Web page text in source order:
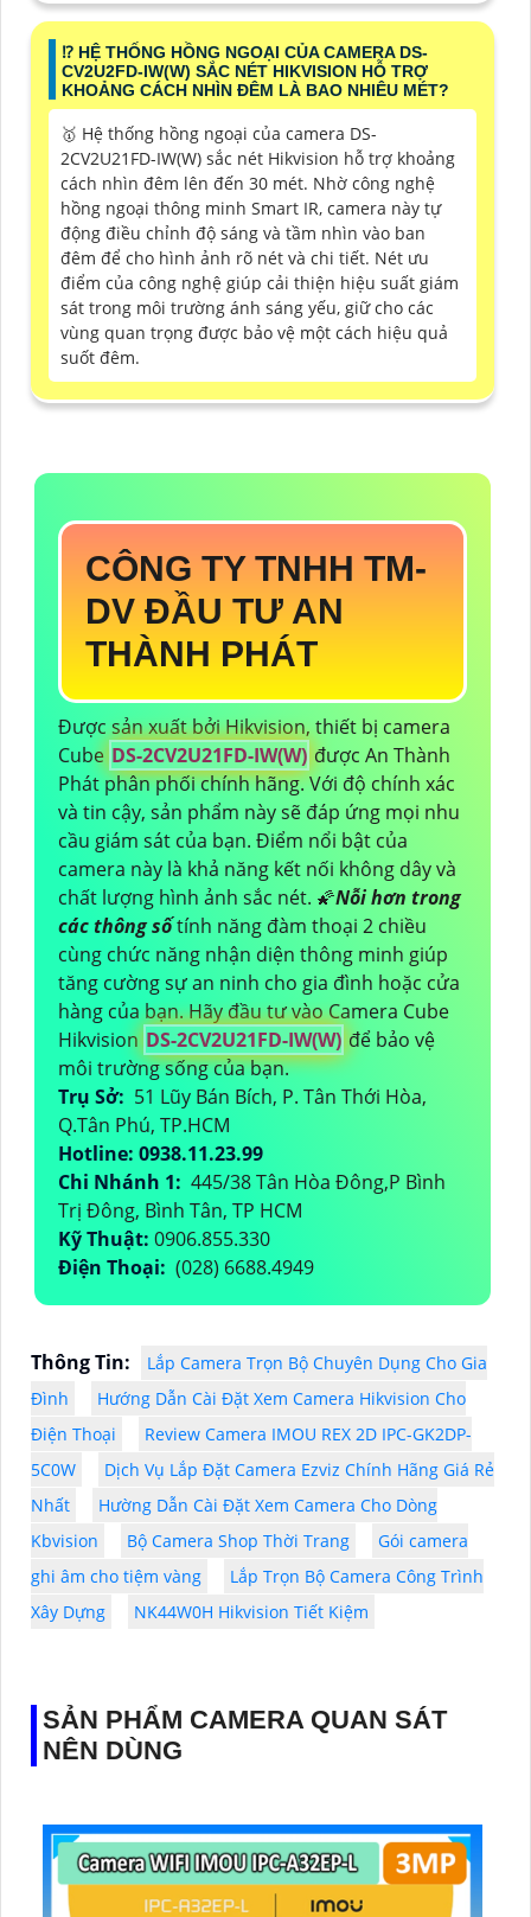
⁉️ HỆ THỐNG HỒNG NGOẠI CỦA CAMERA DS-
CV2U2FD-IW(W) SẮC NÉT HIKVISION HỖ TRỢ
KHOẢNG CÁCH NHÌN ĐÊM LÀ BAO NHIÊU MÉT?
🥇 Hệ thống hồng ngoại của camera DS-
2CV2U21FD-IW(W) sắc nét Hikvision hỗ trợ khoảng
cách nhìn đêm lên đến 30 mét. Nhờ công nghệ
hồng ngoại thông minh Smart IR, camera này tự
động điều chỉnh độ sáng và tầm nhìn vào ban
đêm để cho hình ảnh rõ nét và chi tiết. Nét ưu
điểm của công nghệ giúp cải thiện hiệu suất giám
sát trong môi trường ánh sáng yếu, giữ cho các
vùng quan trọng được bảo vệ một cách hiệu quả
suốt đêm.
CÔNG TY TNHH TM-
DV ĐẦU TƯ AN
THÀNH PHÁT
Được sản xuất bởi Hikvision, thiết bị camera
Cube DS-2CV2U21FD-IW(W) được An Thành
Phát phân phối chính hãng. Với độ chính xác
và tin cậy, sản phẩm này sẽ đáp ứng mọi nhu
cầu giám sát của bạn. Điểm nổi bật của
camera này là khả năng kết nối không dây và
chất lượng hình ảnh sắc nét. 🌠Nỗi hơn trong
các thông sốtính năng đàm thoại 2 chiều
cùng chức năng nhận diện thông minh giúp
tăng cường sự an ninh cho gia đình hoặc cửa
hàng của bạn. Hãy đầu tư vào Camera Cube
Hikvision DS-2CV2U21FD-IW(W) để bảo vệ
môi trường sống của bạn.
Trụ Sở: 51 Lũy Bán Bích, P. Tân Thới Hòa,
Q.Tân Phú, TP.HCM
Hotline: 0938.11.23.99
Chi Nhánh 1: 445/38 Tân Hòa Đông,P Bình
Trị Đông, Bình Tân, TP HCM
Kỹ Thuật: 0906.855.330
Điện Thoại: (028) 6688.4949
Thông Tin:
Lắp Camera Trọn Bộ Chuyên Dụng Cho Gia
Đình
Hướng Dẫn Cài Đặt Xem Camera Hikvision Cho
Điện Thoại
Review Camera IMOU REX 2D IPC-GK2DP-
5C0W
Dịch Vụ Lắp Đặt Camera Ezviz Chính Hãng Giá Rẻ
Nhất
Hường Dẫn Cài Đặt Xem Camera Cho Dòng
Kbvision
Bộ Camera Shop Thời Trang
Gói camera
ghi âm cho tiệm vàng
Lắp Trọn Bộ Camera Công Trình
Xây Dựng
NK44W0H Hikvision Tiết Kiệm
SẢN PHẨM CAMERA QUAN SÁT
NÊN DÙNG